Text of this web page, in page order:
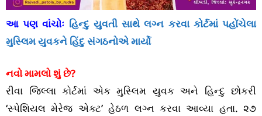
આ પણ વાંચોઃ હિન્દુ યુવતી સાથે લગ્ન કરવા કોર્ટમાં પહોંચેલા
મુસ્લિમ યુવકને હિંદુ સંગઠનોએ માર્યો
નવો મામલો શું છે?
રીવા જિલ્લા કોર્ટમાં એક મુસ્લિમ યુવક અને હિન્દુ છોકરી
‘સ્પેશિયલ મેરેજ એક્ટ’ હેઠળ લગ્ન કરવા આવ્યા હતા. ૨૭